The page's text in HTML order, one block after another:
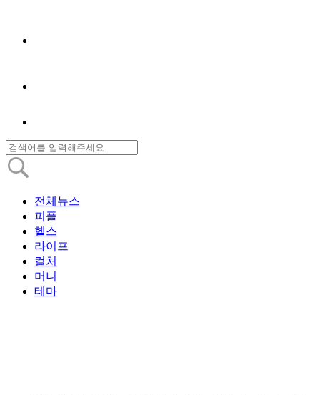
전체뉴스
피플
헬스
라이프
컬처
머니
테마